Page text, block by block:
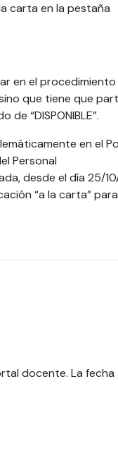
carta en la pestaña
en el
que tiene que
“DISPONIBLE”.
en el
Personal
desde el día 25/
“a la carta”
docente. La fecha